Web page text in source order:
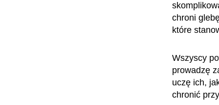
chroni
które
Wszyscy
prowadzę
uczę ich,
chronić